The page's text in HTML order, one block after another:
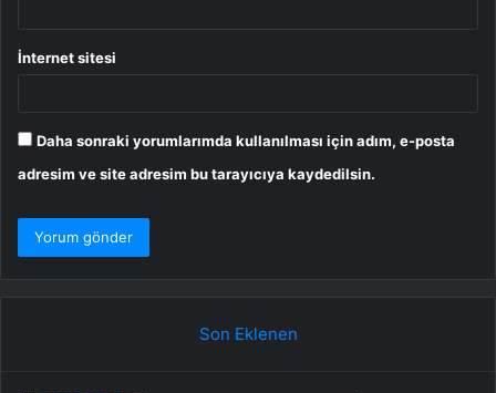
İnternet sitesi
Daha sonraki yorumlarımda kullanılması için adım, e-posta
adresim ve site adresim bu tarayıcıya kaydedilsin.
Son Eklenen